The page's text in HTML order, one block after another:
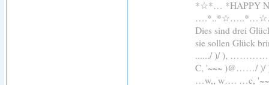
*☆*… *HAPPY
Dies sind drei
sie sollen Glück
....../ )/ ),
C, '~~~ )@……/
…w,, w…. …c,